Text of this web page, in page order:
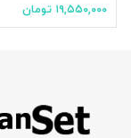
۱۹,۵۵۰,۰۰۰ تومان